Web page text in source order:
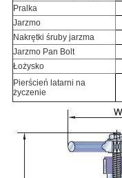
Pralka
Jarzmo
Nakrętki śruby jarzma
Jarzmo Pan Bolt
Łożysko
Pierścień latarni na
życzenie